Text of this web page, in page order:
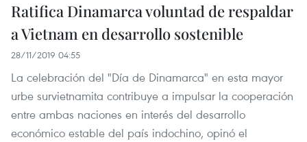
Ratifica Dinamarca voluntad de respaldar
a Vietnam en desarrollo sostenible
28/11/2019 04:55
La celebración del "Día de Dinamarca" en esta mayor
urbe survietnamita contribuye a impulsar la cooperación
entre ambas naciones en interés del desarrollo
económico estable del país indochino, opinó el